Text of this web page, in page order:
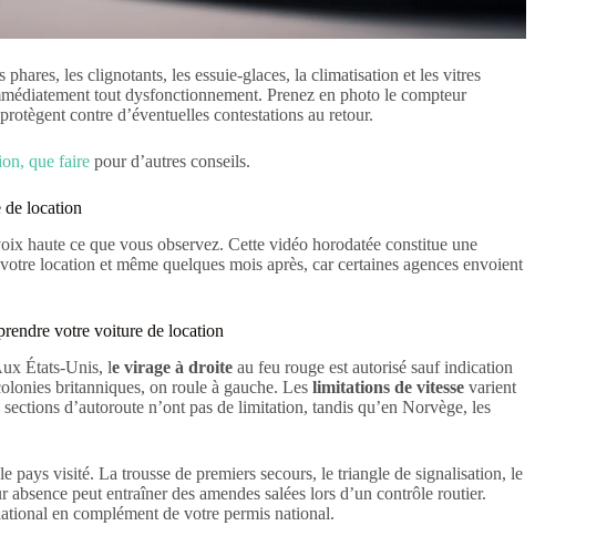
les clignotants, les essuie-glaces, la climatisation et les vitres
tout dysfonctionnement. Prenez en photo le compteur
contre d’éventuelles contestations au retour.
que faire pour d’autres conseils.
de location
haute ce que vous observez. Cette vidéo horodatée constitue une
location et même quelques mois après, car certaines agences envoient
votre voiture de location
États-Unis, le virage à droite au feu rouge est autorisé sauf indication
britanniques, on roule à gauche. Les limitations de vitesse varient
d’autoroute n’ont pas de limitation, tandis qu’en Norvège, les
pays visité. La trousse de premiers secours, le triangle de signalisation, le
peut entraîner des amendes salées lors d’un contrôle routier.
en complément de votre permis national.